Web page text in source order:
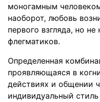
моногамным
наоборот, любовь
первого взгляда, но
флегматиков.
Определенная
проявляющаяся в
действиях и общении
индивидуальный